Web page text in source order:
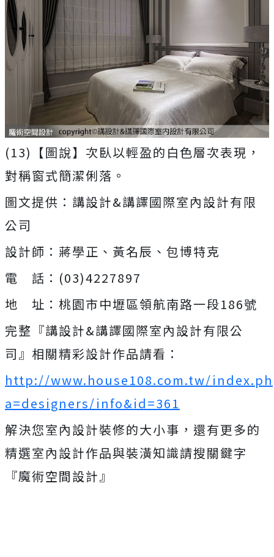
(13)【圖說】次臥以輕盈的白色層次表現，
對稱窗式簡潔俐落。
圖文提供：講設計&講譯國際室內設計有限
公司
設計師：蔣學正、黃名辰、包博特克
電 話：(03)4227897
地 址：桃園市中壢區領航南路一段186號
完整『講設計&講譯國際室內設計有限公
司』相關精彩設計作品請看：
http://www.house108.com.tw/
a=designers/info&id=361
解決您室內設計裝修的大小事，還有更多的
精選室內設計作品與裝潢知識請搜關鍵字
『魔術空間設計』